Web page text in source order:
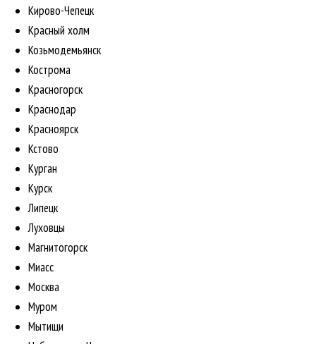
Кирово-Чепецк
Красный холм
Козьмодемьянск
Кострома
Красногорск
Краснодар
Красноярск
Кстово
Курган
Курск
Липецк
Луховцы
Магнитогорск
Миасс
Москва
Муром
Мытищи